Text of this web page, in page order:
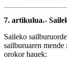
7. artikulua.-
Saileko
sailburuaren mende
orokor hauek: